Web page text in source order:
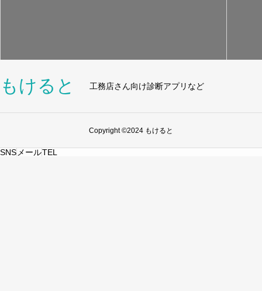
もけると 工務店さん向け診断アプリなど
Copyright ©2024 もけると
SNS メールTEL